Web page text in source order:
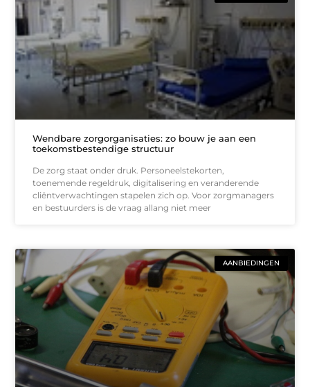
Wendbare zorgorganisaties: zo bouw je aan een
toekomstbestendige structuur
De zorg staat onder druk. Personeelstekorten,
toenemende regeldruk, digitalisering en veranderende
cliëntverwachtingen stapelen zich op. Voor zorgmanagers
en bestuurders is de vraag allang niet meer
AANBIEDINGEN